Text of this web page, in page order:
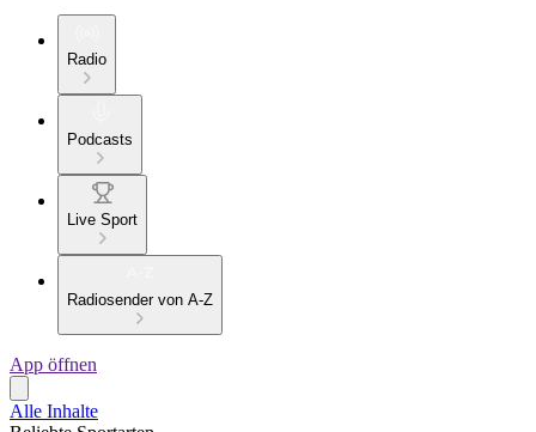
Radio
Podcasts
Live Sport
Radiosender von A-Z
App öffnen
Alle Inhalte